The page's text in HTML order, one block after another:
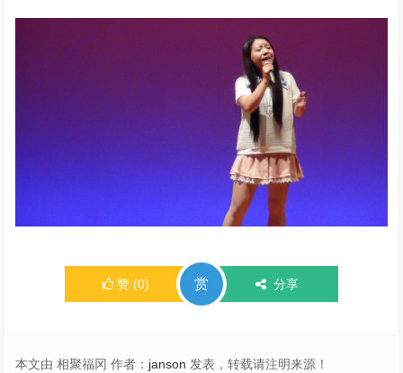
赞 (0) 赏 分享
本文由 相聚福冈 作者： janson 发表，转载请注明来源！